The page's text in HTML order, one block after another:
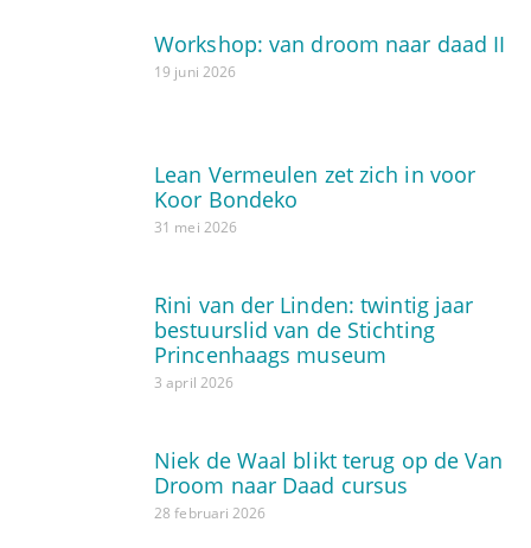
Workshop: van droom naar daad II
19 juni 2026
Lean Vermeulen zet zich in voor
Koor Bondeko
31 mei 2026
Rini van der Linden: twintig jaar
bestuurslid van de Stichting
Princenhaags museum
3 april 2026
Niek de Waal blikt terug op de Van
Droom naar Daad cursus
28 februari 2026